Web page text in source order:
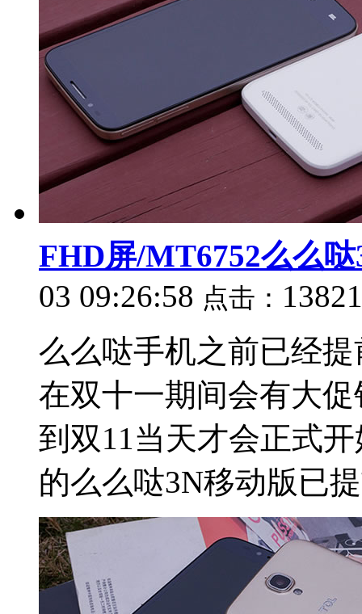
FHD屏/MT6752么么
03 09:26:58 点击：
么么哒手机之前已经
在双十一期间会有大
到双11当天才会正式
的么么哒3N移动版已